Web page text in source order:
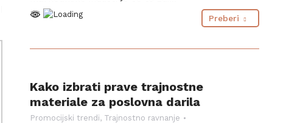
Preberi
Kako izbrati prave trajnostne
materiale za poslovna darila
Promocijski trendi, Trajnostno ravnanje